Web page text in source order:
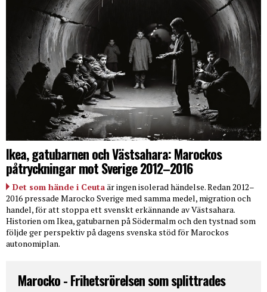
Ikea, gatubarnen och Västsahara: Marockos
påtryckningar mot Sverige 2012–2016
Det som hände i Ceutaär ingen isolerad händelse. Redan 2012–
2016 pressade Marocko Sverige med samma medel, migration och
handel, för att stoppa ett svenskt erkännande av Västsahara.
Historien om Ikea, gatubarnen på Södermalm och den tystnad som
följde ger perspektiv på dagens svenska stöd för Marockos
autonomiplan.
Marocko - Frihetsrörelsen som splittrades